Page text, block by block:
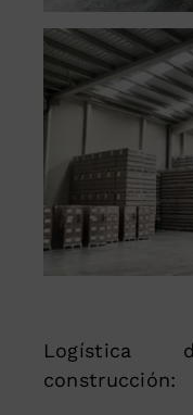
Logística
construcción: